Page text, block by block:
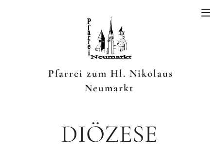
Pfarrei zum Hl. Nikolaus
Neumarkt
DIÖZESE